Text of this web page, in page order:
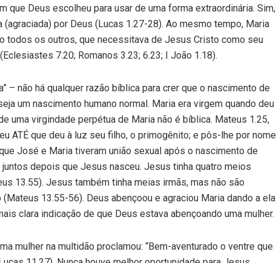
que Deus escolheu para usar de uma forma extraordinária. Sim,
por Deus (Lucas 1.27-28). Ao mesmo tempo, Maria
todos os outros, que necessitava de Jesus Cristo como seu
7.20; Romanos 3.23; 6.23; I João 1.18).
– não há qualquer razão bíblica para crer que o nascimento de
um nascimento humano normal. Maria era virgem quando deu
uma virgindade perpétua de Maria não é bíblica. Mateus 1.25,
ATÉ que deu à luz seu filho, o primogênito; e pôs-lhe por nome
José e Maria tiveram união sexual após o nascimento de
depois que Jesus nasceu. Jesus tinha quatro meios
13.55). Jesus também tinha meias irmãs, mas não são
13.55-56). Deus abençoou e agraciou Maria dando a ela
clara indicação de que Deus estava abençoando uma mulher.
mulher na multidão proclamou: “Bem-aventurado o ventre que